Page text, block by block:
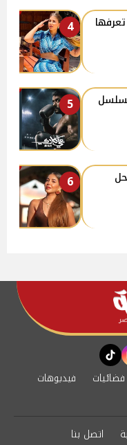
4
5
6
tiktok
فضائيات
فيديوهات
اتصل بنا